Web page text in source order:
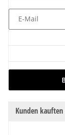
E-Mail
Kunden